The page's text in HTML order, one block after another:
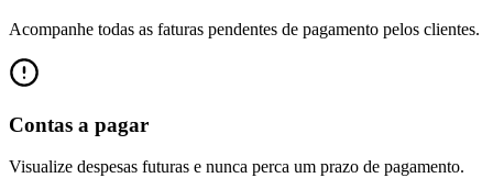
Acompanhe todas as faturas pendentes de pagamento pelos clientes.
Contas a pagar
Visualize despesas futuras e nunca perca um prazo de pagamento.